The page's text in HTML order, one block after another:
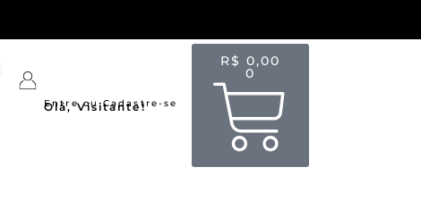
Olá, Visitante!
Entre ou Cadastre-se
R$ 0,00
0